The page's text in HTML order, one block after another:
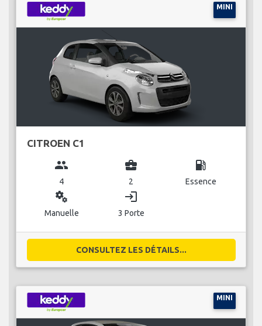
MINI
CITROEN C1
group
4
business_center
2
local_gas_station
Essence
miscellaneous_services
Manuelle
login
3 Porte
CONSULTEZ LES DÉTAILS...
MINI